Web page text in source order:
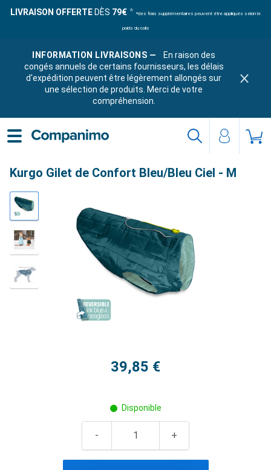
LIVRAISON OFFERTE DÈS 79€ *des frais supplémentaires peuvent être appliqués selon le
poids du colis
INFORMATION LIVRAISONS —
En raison des
congés annuels de certains fournisseurs, les délais
d'expédition peuvent être légèrement allongés sur
une sélection de produits. Merci de votre
compréhension.
Kurgo Gilet de Confort Bleu/Bleu Ciel - M
39,85 €
Disponible